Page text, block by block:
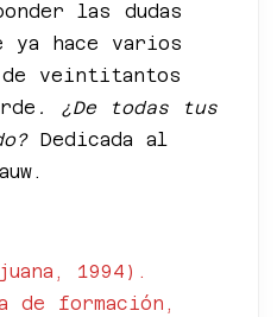
las dudas
ya hace varios
de veintitantos
. ¿De todas tus
Dedicada al
1994).
de formación,